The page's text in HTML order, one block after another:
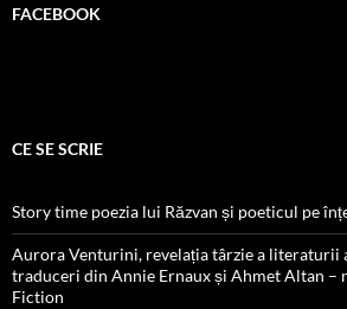
FACEBOOK
CE SE SCRIE
Story time poezia lui Răzvan și poeticul pe
Aurora Venturini, revelația târzie a literaturii
traduceri din Annie Ernaux și Ahmet Altan –
Fiction